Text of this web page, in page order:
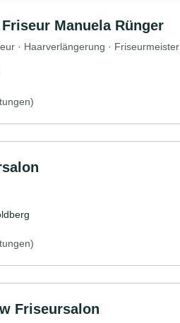
Manuela Rünger
· Haarverlängerung · Friseurmeister
Friseursalon